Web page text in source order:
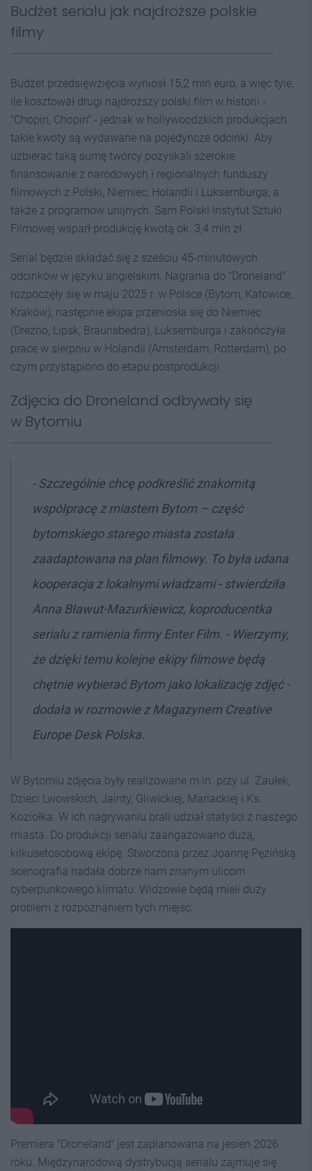
Budżet serialu jak najdroższe polskie
filmy
Budżet przedsięwzięcia wyniósł 15,2 mln euro, a więc tyle,
ile kosztował drugi najdroższy polski film w historii -
"Chopin, Chopin" - jednak w hollywoodzkich produkcjach
takie kwoty są wydawane na pojedyncze odcinki. Aby
uzbierać taką sumę twórcy pozyskali szerokie
finansowanie z narodowych i regionalnych funduszy
filmowych z Polski, Niemiec, Holandii i Luksemburga, a
także z programów unijnych. Sam Polski Instytut Sztuki
Filmowej wsparł produkcję kwotą ok. 3,4 mln zł.
Serial będzie składać się z sześciu 45-minutowych
odcinków w języku angielskim. Nagrania do "Droneland"
rozpoczęły się w maju 2025 r. w Polsce (Bytom, Katowice,
Kraków), następnie ekipa przeniosła się do Niemiec
(Drezno, Lipsk, Braunsbedra), Luksemburga i zakończyła
prace w sierpniu w Holandii (Amsterdam, Rotterdam), po
czym przystąpiono do etapu postprodukcji.
Zdjęcia do Droneland odbywały się
w Bytomiu
- Szczególnie chcę podkreślić znakomitą
współpracę z miastem Bytom – część
bytomskiego starego miasta została
zaadaptowana na plan filmowy. To była udana
kooperacja z lokalnymi władzami - stwierdziła
Anna Bławut-Mazurkiewicz, koproducentka
serialu z ramienia firmy Enter Film. - Wierzymy,
że dzięki temu kolejne ekipy filmowe będą
chętnie wybierać Bytom jako lokalizację zdjęć -
dodała w rozmowie z Magazynem Creative
Europe Desk Polska.
W Bytomiu zdjęcia były realizowane m.in. przy ul. Zaułek,
Dzieci Lwowskich, Jainty, Gliwickiej, Mariackiej i Ks.
Koziołka. W ich nagrywaniu brali udział statyści z naszego
miasta. Do produkcji serialu zaangażowano dużą,
kilkusetosobową ekipę. Stworzona przez Joannę Pęzińską
scenografia nadała dobrze nam znanym ulicom
cyberpunkowego klimatu. Widzowie będą mieli duży
problem z rozpoznaniem tych miejsc.
Premiera "Droneland" jest zaplanowana na jesień 2026
roku. Międzynarodową dystrybucją serialu zajmuje się